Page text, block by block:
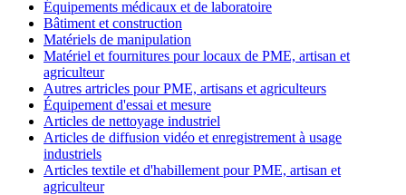
Équipements médicaux et de laboratoire
Bâtiment et construction
Matériels de manipulation
Matériel et fournitures pour locaux de PME, artisan et
agriculteur
Autres artricles pour PME, artisans et agriculteurs
Équipement d'essai et mesure
Articles de nettoyage industriel
Articles de diffusion vidéo et enregistrement à usage
industriels
Articles textile et d'habillement pour PME, artisan et
agriculteur